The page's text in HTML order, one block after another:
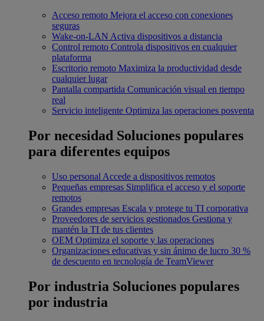
Acceso remoto Mejora el acceso con conexiones
seguras
Wake-on-LAN Activa dispositivos a distancia
Control remoto Controla dispositivos en cualquier
plataforma
Escritorio remoto Maximiza la productividad desde
cualquier lugar
Pantalla compartida Comunicación visual en tiempo
real
Servicio inteligente Optimiza las operaciones posventa
Por necesidad Soluciones populares
para diferentes equipos
Uso personal Accede a dispositivos remotos
Pequeñas empresas Simplifica el acceso y el soporte
remotos
Grandes empresas Escala y protege tu TI corporativa
Proveedores de servicios gestionados Gestiona y
mantén la TI de tus clientes
OEM Optimiza el soporte y las operaciones
Organizaciones educativas y sin ánimo de lucro 30 %
de descuento en tecnología de TeamViewer
Por industria Soluciones populares
por industria